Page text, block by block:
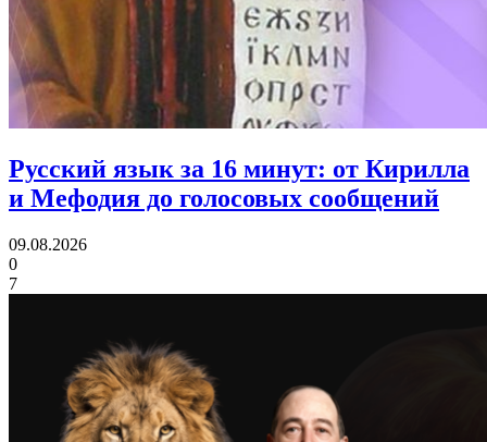
Русский язык за 16 минут: от Кирилла
и Мефодия до голосовых сообщений
09.08.2026
0
7